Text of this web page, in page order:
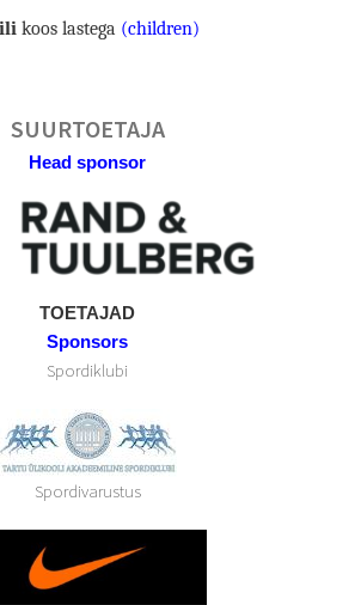
koos lastega (children)
SUURTOETAJA
Head sponsor
TOETAJAD
Sponsors
Spordiklubi
Spordivarustus